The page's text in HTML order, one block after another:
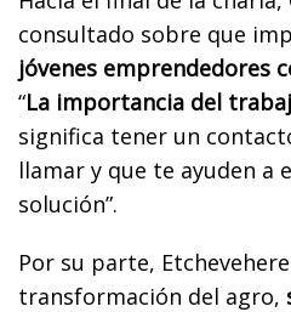
consultado sobre que
jóvenes emprendedores
“La importancia del
significa tener un
llamar y que te ayuden a
solución”.
Por su parte,
transformación del agro,